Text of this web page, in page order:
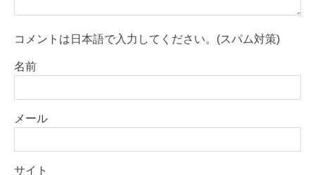
コメントは日本語で入力してください。(スパム対策)
名前
メール
サイト